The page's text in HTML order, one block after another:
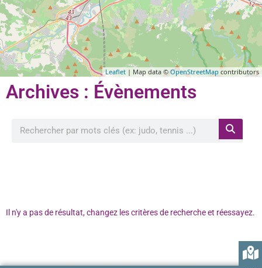
Leaflet | Map data ©OpenStreetMap contributors
Archives : Évènements
Il n'y a pas de résultat, changez les critères de recherche et réessayez.